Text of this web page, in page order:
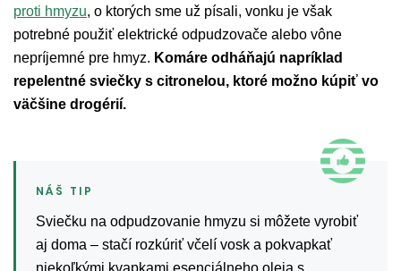
proti hmyzu, o ktorých sme už písali, vonku je však
potrebné použiť elektrické odpudzovače alebo vône
nepríjemné pre hmyz. Komáre odháňajú napríklad
repelentné sviečky s citronelou, ktoré možno kúpiť vo
väčšine drogérií.
Sviečku na odpudzovanie hmyzu si môžete vyrobiť
aj doma – stačí rozkúriť včelí vosk a pokvapkať